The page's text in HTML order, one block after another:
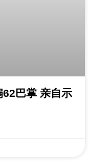
巴掌 亲自示